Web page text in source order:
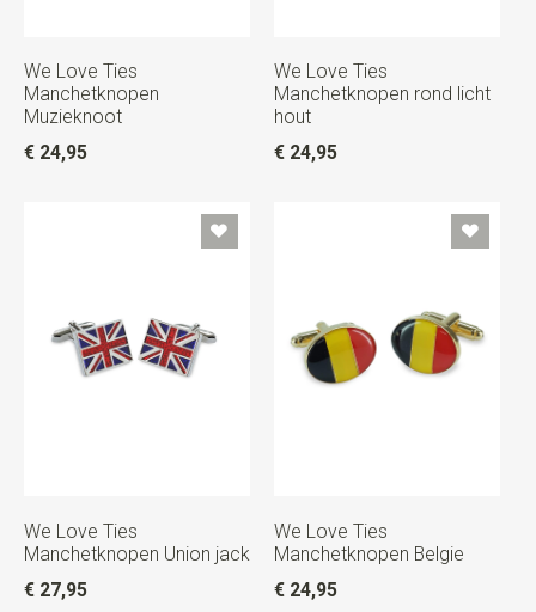
We Love Ties
Manchetknopen
Muzieknoot
€ 24,95
We Love Ties
Manchetknopen rond licht
hout
€ 24,95
We Love Ties
Manchetknopen Union jack
€ 27,95
We Love Ties
Manchetknopen Belgie
€ 24,95